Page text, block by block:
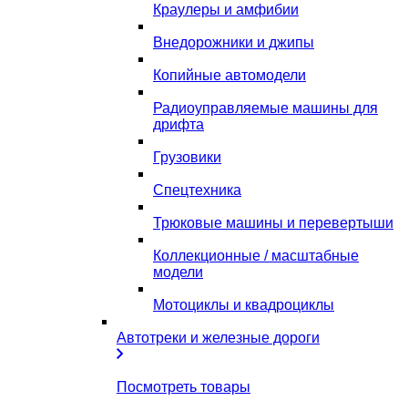
Краулеры и амфибии
Внедорожники и джипы
Копийные автомодели
Радиоуправляемые машины для
дрифта
Грузовики
Спецтехника
Трюковые машины и перевертыши
Коллекционные / масштабные
модели
Мотоциклы и квадроциклы
Автотреки и железные дороги
Посмотреть товары